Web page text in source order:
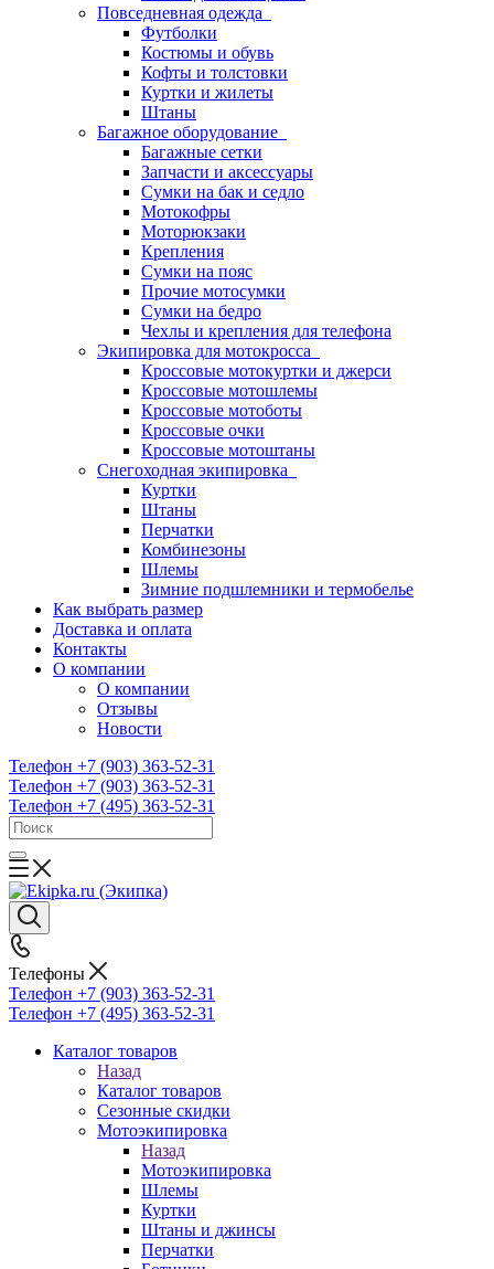
Повседневная одежда
Футболки
Костюмы и обувь
Кофты и толстовки
Куртки и жилеты
Штаны
Багажное оборудование
Багажные сетки
Запчасти и аксессуары
Сумки на бак и седло
Мотокофры
Моторюкзаки
Крепления
Сумки на пояс
Прочие мотосумки
Сумки на бедро
Чехлы и крепления для телефона
Экипировка для мотокросса
Кроссовые мотокуртки и джерси
Кроссовые мотошлемы
Кроссовые мотоботы
Кроссовые очки
Кроссовые мотоштаны
Снегоходная экипировка
Куртки
Штаны
Перчатки
Комбинезоны
Шлемы
Зимние подшлемники и термобелье
Как выбрать размер
Доставка и оплата
Контакты
О компании
О компании
Отзывы
Новости
Телефон +7 (903) 363-52-31
Телефон +7 (903) 363-52-31
Телефон +7 (495) 363-52-31
Телефоны
Телефон +7 (903) 363-52-31
Телефон +7 (495) 363-52-31
Каталог товаров
Назад
Каталог товаров
Сезонные скидки
Мотоэкипировка
Назад
Мотоэкипировка
Шлемы
Куртки
Штаны и джинсы
Перчатки